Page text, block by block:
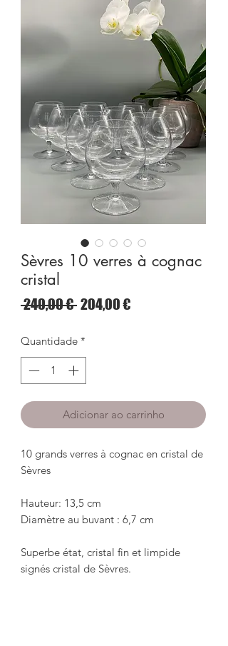
Sèvres 10 verres à cognac
cristal
240,00 € Preço
204,00 €
Quantidade *
Adicionar ao carrinho
10 grands verres à cognac en cristal de
Sèvres
Hauteur: 13,5 cm
Diamètre au buvant : 6,7 cm
Superbe état, cristal fin et limpide
signés cristal de Sèvres.